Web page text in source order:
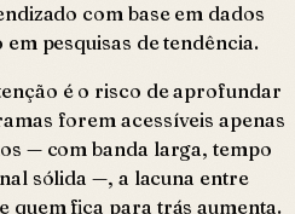
com base em dados
pesquisas de tendência.
é o risco de aprofundar
forem acessíveis apenas
— com banda larga, tempo
sólida —, a lacuna entre
quem fica para trás aumenta.